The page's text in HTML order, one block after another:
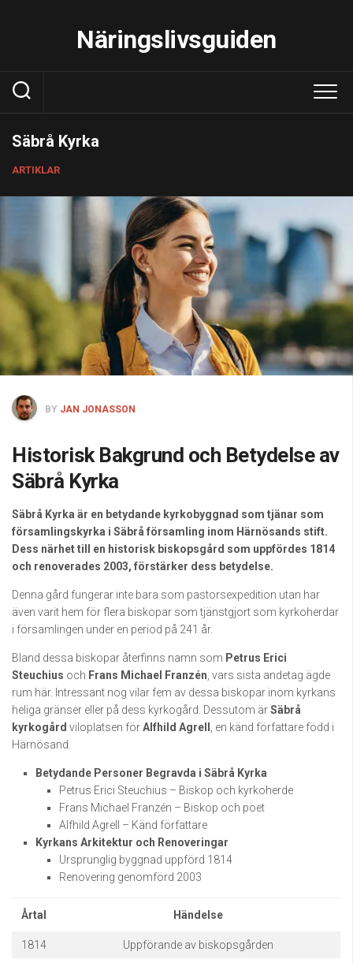
Näringslivsguiden
Säbrå Kyrka
ARTIKLAR
BY JAN JONASSON
Historisk Bakgrund och Betydelse av
Säbrå Kyrka
Säbrå Kyrka är en betydande kyrkobyggnad som tjänar som
församlingskyrka i Säbrå församling inom Härnösands stift.
Dess närhet till en historisk biskopsgård som uppfördes 1814
och renoverades 2003, förstärker dess betydelse.
Denna gård fungerar inte bara som pastorsexpedition utan har
även varit hem för flera biskopar som tjänstgjort som kyrkoherdar
i församlingen under en period på 241 år.
Bland dessa biskopar återfinns namn som Petrus Erici
Steuchius och Frans Michael Franzén, vars sista andetag ägde
rum här. Intressant nog vilar fem av dessa biskopar inom kyrkans
heliga gränser eller på dess kyrkogård. Dessutom ärSäbrå
kyrkogård viloplatsen förAlfhild Agrell , en känd författare född i
Härnösand.
Betydande Personer Begravda i Säbrå Kyrka
Petrus Erici Steuchius – Biskop och kyrkoherde
Frans Michael Franzén – Biskop och poet
Alfhild Agrell – Känd författare
Kyrkans Arkitektur och Renoveringar
Ursprunglig byggnad uppförd 1814
Renovering genomförd 2003
Årtal Händelse
1814 Uppförande av biskopsgården